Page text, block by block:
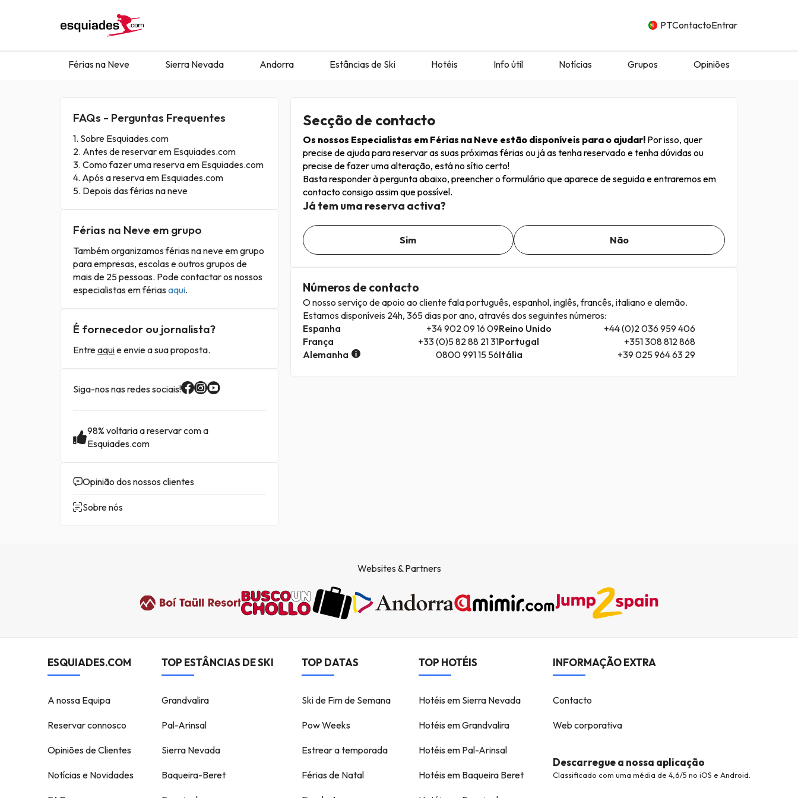
PTContactoEntrar
Férias na Neve Sierra Nevada Andorra Estâncias de Ski Hotéis Info útil Notícias Grupos Opiniões
Secção de contacto
Os nossos Especialistas em Férias na Neve estão disponíveis para o ajudar! Por isso, quer
precise de ajuda para reservar as suas próximas férias ou já as tenha reservado e tenha dúvidas ou
precise de fazer uma alteração, está no sítio certo!
Basta responder à pergunta abaixo, preencher o formulário que aparece de seguida e entraremos em
contacto consigo assim que possível.
Já tem uma reserva activa?
Sim Não
Números de contacto
O nosso serviço de apoio ao cliente fala português, espanhol, inglês, francês, italiano e alemão.
Estamos disponíveis 24h, 365 dias por ano, através dos seguintes números:
Espanha
+34 902 09 16 09Reino Unido
+44 (0)2 036 959 406
França
+33 (0)5 82 88 21 31Portugal
+351 308 812 868
Alemanha
0800 991 15 56Itália +39 025 964 63 29
FAQs - Perguntas Frequentes
1. Sobre Esquiades.com
2. Antes de reservar em Esquiades.com
3. Como fazer uma reserva em Esquiades.com
4. Após a reserva em Esquiades.com
5. Depois das férias na neve
Férias na Neve em grupo
Também organizamos férias na neve em grupo
para empresas, escolas e outros grupos de
mais de 25 pessoas. Pode contactar os nossos
especialistas em férias aqui.
É fornecedor ou jornalista?
Entreaquie envie a sua proposta.
Siga-nos nas redes sociais!
98% voltaria a reservar com a
Esquiades.com
Opinião dos nossos clientes
Sobre nós
Websites & Partners
ESQUIADES.COM
A nossa Equipa
Reservar connosco
Opiniões de Clientes
Notícias e Novidades
TOP ESTÂNCIAS DE SKI
Grandvalira
Pal-Arinsal
Sierra Nevada
Baqueira-Beret
TOP DATAS
Ski de Fim de Semana
Pow Weeks
Estrear a temporada
Férias de Natal
TOP HOTÉIS
Hotéis em Sierra Nevada
Hotéis em Grandvalira
Hotéis em Pal-Arinsal
Hotéis em Baqueira Beret
INFORMAÇÃO EXTRA
Contacto
Web corporativa
Descarregue a nossa aplicação
Classificado com uma média de 4,6/5 no iOS e Android.